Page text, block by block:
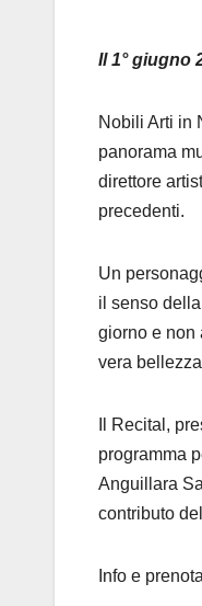
Il 1° giugno
Nobili Arti in
panorama
direttore
precedenti.
Un
il senso
giorno e non
vera
Il Recital,
programma
Anguillara
contributo
Info e